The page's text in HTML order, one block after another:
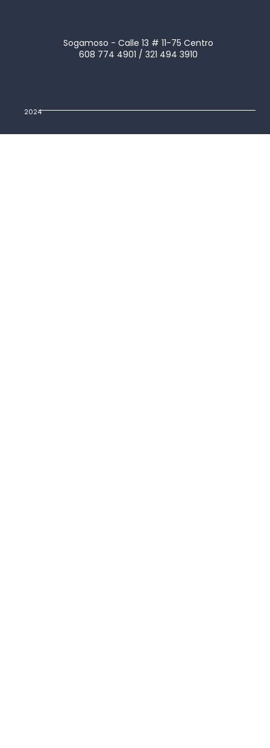
Sogamoso - Calle 13 # 11-75 Centro
608 774 4901 / 321 494 3910
2024